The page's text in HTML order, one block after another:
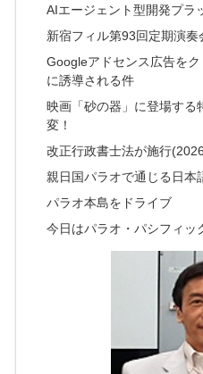
AIエージェント型開発プラ
新宿フィル第93回定期演奏
Googleアドセンス広告を
に誘導される件
映画「砂の器」に登場する
変！
改正行政書士法が施行
親日国パラオで通じる日本
パラオ本島をドライブ
今日はパラオ・パシフィッ